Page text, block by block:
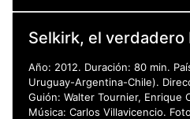
Selkirk, el verdadero
Año: 2012. Duración: 80 min.
Uruguay-Argentina-Chile).
Guión: Walter Tournier, Enrique
Música: Carlos Villavicencio.